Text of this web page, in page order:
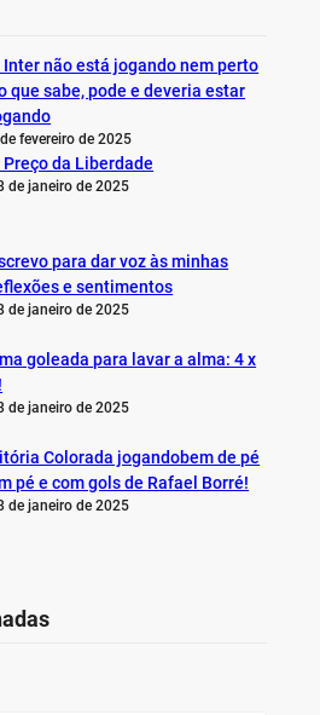
Inter não está jogando nem perto
que sabe, pode e deveria estar
fevereiro de 2025
Preço da Liberdade
de janeiro de 2025
para dar voz às minhas
e sentimentos
de janeiro de 2025
goleada para lavar a alma: 4 x
de janeiro de 2025
Colorada jogandobem de pé
pé e com gols de Rafael Borré!
de janeiro de 2025